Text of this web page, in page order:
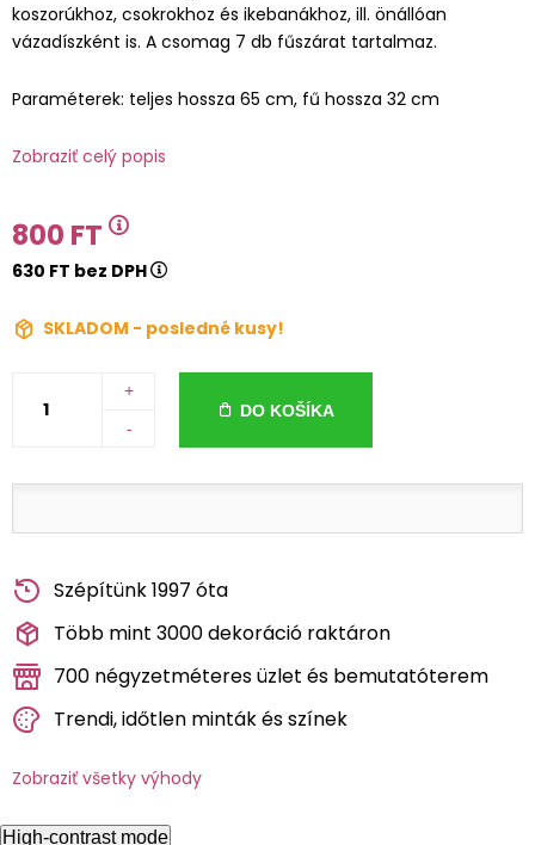
koszorúkhoz, csokrokhoz és ikebanákhoz, ill. önállóan
vázadíszként is. A csomag 7 db fűszárat tartalmaz.
Paraméterek: teljes hossza 65 cm, fű hossza 32 cm
Zobraziť celý popis
800 FT
630 FT bez DPH
SKLADOM - posledné kusy!
+
-
DO KOŠÍKA
Szépítünk 1997 óta
Több mint 3000 dekoráció raktáron
700 négyzetméteres üzlet és bemutatóterem
Trendi, időtlen minták és színek
Zobraziť všetky výhody
High-contrast mode